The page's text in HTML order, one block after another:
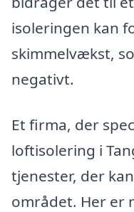
isoleringen kan
skimmelvækst,
negativt.
Et firma, der
loftisolering i
tjenester, der
området. Her er